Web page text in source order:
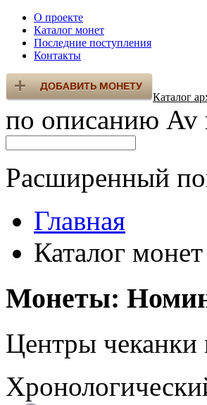
О проекте
Каталог монет
Последние поступления
Контакты
Каталог
по описанию Av
Расширенный
Главная
Каталог монет
Монеты:
Центры чеканки